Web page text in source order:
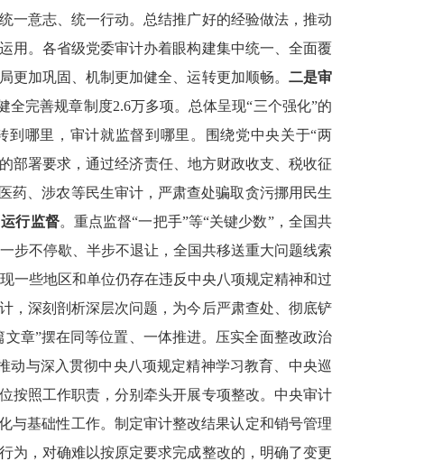
一意志、统一行动。总结推广好的经验做法，推动
用。各省级党委审计办着眼构建集中统一、全面覆
加巩固、机制更加健全、运转更加顺畅。 二是审
全完善规章制度2.6万多项。总体呈现“三个强化”的
哪里，审计就监督到哪里。围绕党中央关于“两
部署要求，通过经济责任、地方财政收支、税收征
药、涉农等民生审计，严肃查处骗取贪污挪用民生
行监督。重点监督“一把手”等“关键少数”，全国共
步不停歇、半步不退让，全国共移送重大问题线索
一些地区和单位仍存在违反中央八项规定精神和过
，深刻剖析深层次问题，为今后严肃查处、彻底铲
章”摆在同等位置、一体推进。压实全面整改政治
动与深入贯彻中央八项规定精神学习教育、中央巡
按照工作职责，分别牵头开展专项整改。中央审计
与基础性工作。制定审计整改结果认定和销号管理
为，对确难以按原定要求完成整改的，明确了变更